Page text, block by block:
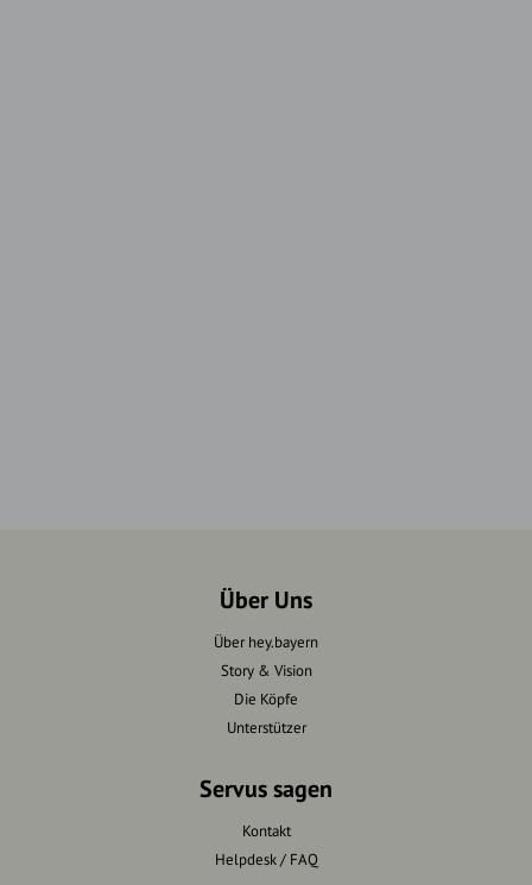
Über Uns
Über hey.bayern
Story & Vision
Die Köpfe
Unterstützer
Servus sagen
Kontakt
Helpdesk / FAQ